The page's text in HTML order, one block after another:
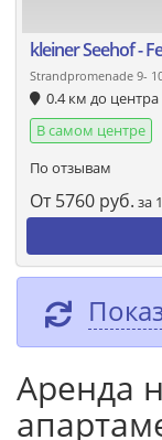
kleiner Seehof -
Strandpromenade 9-
0.4 км до центра
В самом центре
По отзывам
От 5760 руб. за
Аренда